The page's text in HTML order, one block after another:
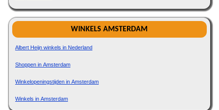
WINKELS AMSTERDAM
Albert Heijn winkels in Nederland
Shoppen in Amsterdam
Winkelopeningstijden in Amsterdam
Winkels in Amsterdam